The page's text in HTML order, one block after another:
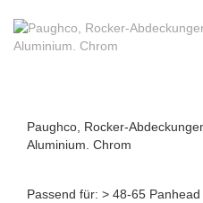
Paughco, Rocker-
Aluminium. Chrom
Passend für: > 48-65 Panhead